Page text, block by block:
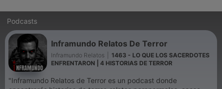
Podcasts
Inframundo Relatos De Terror
Inframundo Relatos
1463 - LO QUE LOS SACERDOTES
ENFRENTARON | 4 HISTORIAS DE TERROR
"Inframundo Relatos de Terror es un podcast donde